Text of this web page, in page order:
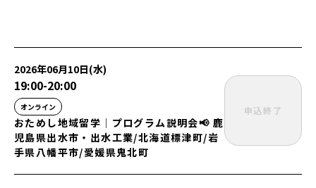
2026年06月10日(水)
19:00-20:00
オンライン
おためし地域留学│プログラム説明会📢 鹿
児島県出水市・出水工業/北海道標津町/岩
手県八幡平市/愛媛県鬼北町
申込終了